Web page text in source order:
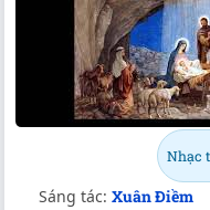
Nhạc
Sáng tác: Xuân Điềm